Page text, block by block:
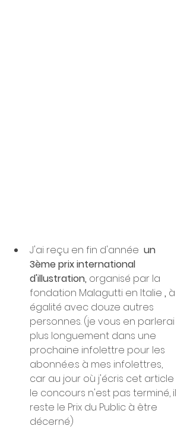
J'ai reçu en fin d'année un
3ème prix international
d'illustration, organisé par la
fondation Malagutti en Italie , à
égalité avec douze autres
personnes. (je vous en parlerai
plus longuement dans une
prochaine infolettre pour les
abonné.e.s à mes infolettres,
car au jour où j'écris cet article
le concours n'est pas terminé, il
reste le Prix du Public à être
décerné)